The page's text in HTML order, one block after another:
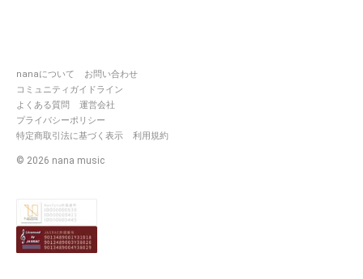
nanaについて
お問い合わせ
コミュニティガイドライン
よくある質問
運営会社
プライバシーポリシー
特定商取引法に基づく表示
利用規約
© 2026 nana music